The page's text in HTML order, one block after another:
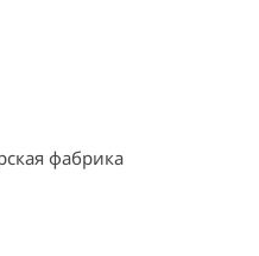
фабрика